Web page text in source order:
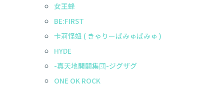
女王蜂
BE:FIRST
卡莉怪妞 ( きゃりーぱみゅぱみゅ )
HYDE
-真天地開闢集団-ジグザグ
ONE OK ROCK